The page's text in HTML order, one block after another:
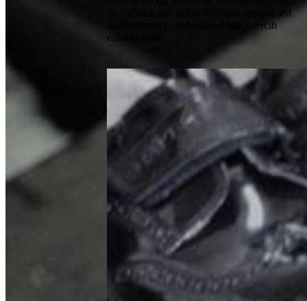
ve bağcıklı gibi kolay kullanım seçenekleri
ile ebeveynler tarafından oldukça tercih
edilmektedir.